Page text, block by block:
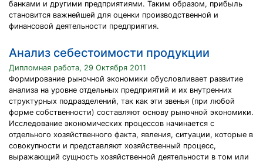
банками и другими предприятиями. Таким образом, прибыль
становится важнейшей для оценки производственной и
финансовой деятельности предприятия.
Анализ себестоимости продукции
Дипломная работа, 29 Октября 2011
Формирование рыночной экономики обусловливает развитие
анализа на уровне отдельных предприятий и их внутренних
структурных подразделений, так как эти звенья (при любой
форме собственности) составляют основу рыночной экономики.
Исследование экономических процессов начинается с
отдельного хозяйственного факта, явления, ситуации, которые в
совокупности и представляют хозяйственный процесс,
выражающий сущность хозяйственной деятельности в том или